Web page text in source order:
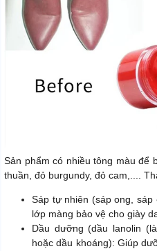
Sản phẩm có nhiều tông màu để
thuần, đỏ burgundy, đỏ cam,....
Sáp tự nhiên (sáp ong,
lớp màng bảo vệ cho giày
Dầu dưỡng (dầu lanolin
hoặc dầu khoáng): Giúp